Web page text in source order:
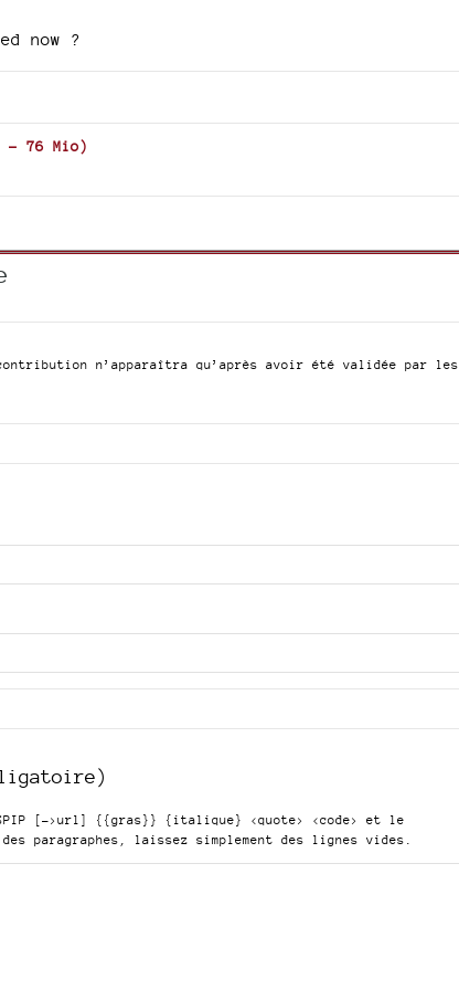
now ?
- 76 Mio)
n’apparaîtra qu’après avoir été validée par les
[->url] {{gras}} {italique} <quote> <code>
et le
paragraphes, laissez simplement des lignes vides.